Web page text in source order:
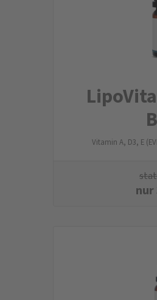
Vitamin A, D3, E
nur